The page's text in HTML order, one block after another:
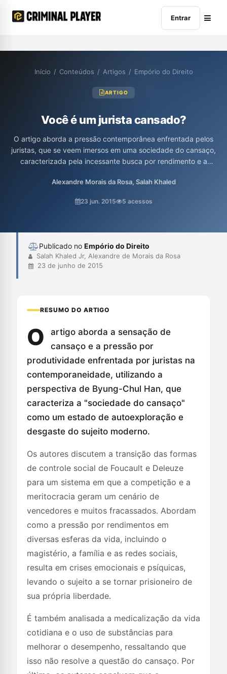
Entrar
Início / Conteúdos / Artigos / Empório do Direito
ARTIGO
Você é um jurista cansado?
O artigo aborda a pressão contemporânea enfrentada pelos
juristas, que se veem imersos em uma sociedade do cansaço,
caracterizada pela incessante busca por rendimento e a
de Morais da Rosa, exploram como o excesso de
saúde mental, levando a uma autoexploração prejudicial, onde o
Alexandre Morais da Rosa, Salah Khaled
23 jun. 2015 5 acessos
Publicado no Empório do Direito
Salah Khaled Jr, Alexandre de Morais da Rosa
23 de junho de 2015
RESUMO DO ARTIGO
O
artigo aborda a sensação de
cansaço e a pressão por
produtividade enfrentada por juristas na
contemporaneidade, utilizando a
perspectiva de Byung-Chul Han, que
caracteriza a "sociedade do cansaço"
como um estado de autoexploração e
desgaste do sujeito moderno.
Os autores discutem a transição das formas
de controle social de Foucault e Deleuze
para um sistema em que a competição e a
meritocracia geram um cenário de
vencedores e muitos fracassados. Abordam
como a pressão por rendimentos em
diversas esferas da vida, incluindo o
magistério, a família e as redes sociais,
resulta em crises emocionais e psíquicas,
levando o sujeito a se tornar prisioneiro de
sua própria liberdade.
É também analisada a medicalização da vida
cotidiana e o uso de substâncias para
melhorar o desempenho, ressaltando que
isso não resolve a questão do cansaço. Por